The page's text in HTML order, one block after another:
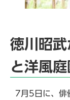
徳川昭
と洋風庭
7月5日に、俳